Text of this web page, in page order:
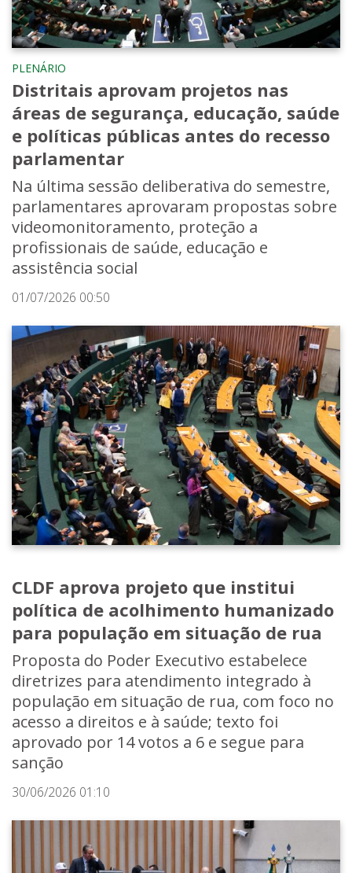
PLENÁRIO
Distritais aprovam projetos nas
áreas de segurança, educação, saúde
e políticas públicas antes do recesso
parlamentar
Na última sessão deliberativa do semestre,
parlamentares aprovaram propostas sobre
videomonitoramento, proteção a
profissionais de saúde, educação e
assistência social
01/07/2026 00:50
CLDF aprova projeto que institui
política de acolhimento humanizado
para população em situação de rua
Proposta do Poder Executivo estabelece
diretrizes para atendimento integrado à
população em situação de rua, com foco no
acesso a direitos e à saúde; texto foi
aprovado por 14 votos a 6 e segue para
sanção
30/06/2026 01:10